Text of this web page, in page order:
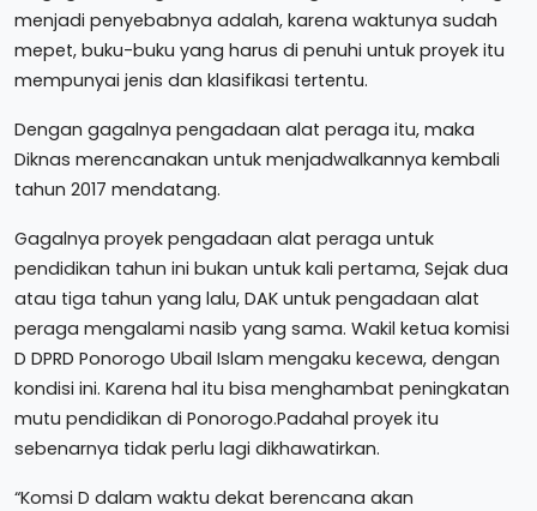
menjadi penyebabnya adalah, karena waktunya sudah
mepet, buku-buku yang harus di penuhi untuk proyek itu
mempunyai jenis dan klasifikasi tertentu.
Dengan gagalnya pengadaan alat peraga itu, maka
Diknas merencanakan untuk menjadwalkannya kembali
tahun 2017 mendatang.
Gagalnya proyek pengadaan alat peraga untuk
pendidikan tahun ini bukan untuk kali pertama, Sejak dua
atau tiga tahun yang lalu, DAK untuk pengadaan alat
peraga mengalami nasib yang sama. Wakil ketua komisi
D DPRD Ponorogo Ubail Islam mengaku kecewa, dengan
kondisi ini. Karena hal itu bisa menghambat peningkatan
mutu pendidikan di Ponorogo.Padahal proyek itu
sebenarnya tidak perlu lagi dikhawatirkan.
“Komsi D dalam waktu dekat berencana akan